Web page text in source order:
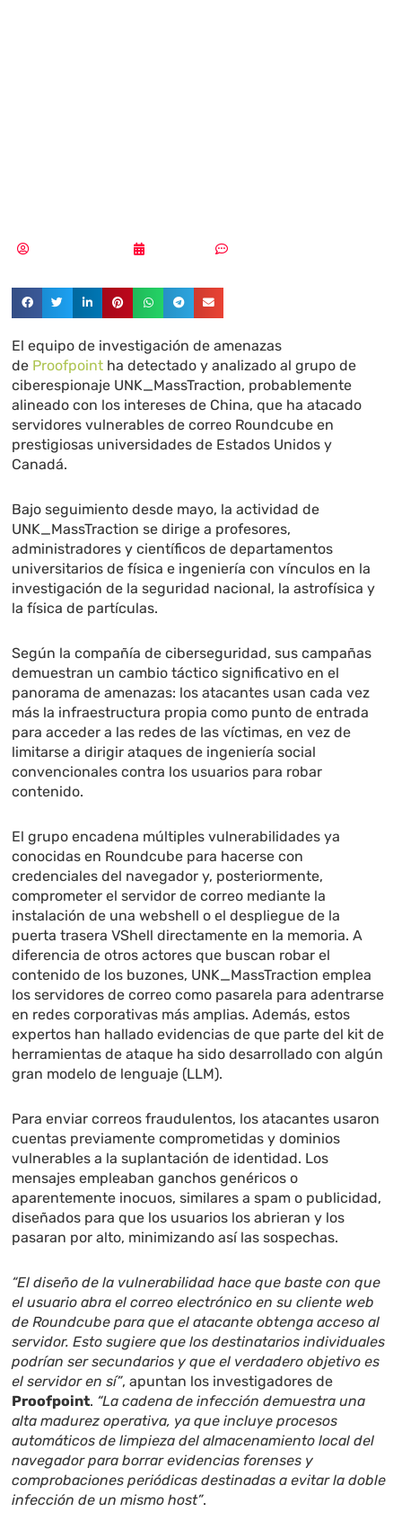
El equipo de investigación de amenazas
de Proofpoint ha detectado y analizado al grupo de
ciberespionaje UNK_MassTraction, probablemente
alineado con los intereses de China, que ha atacado
servidores vulnerables de correo Roundcube en
prestigiosas universidades de Estados Unidos y
Canadá.
Bajo seguimiento desde mayo, la actividad de
UNK_MassTraction se dirige a profesores,
administradores y científicos de departamentos
universitarios de física e ingeniería con vínculos en la
investigación de la seguridad nacional, la astrofísica y
la física de partículas.
Según la compañía de ciberseguridad, sus campañas
demuestran un cambio táctico significativo en el
panorama de amenazas: los atacantes usan cada vez
más la infraestructura propia como punto de entrada
para acceder a las redes de las víctimas, en vez de
limitarse a dirigir ataques de ingeniería social
convencionales contra los usuarios para robar
contenido.
El grupo encadena múltiples vulnerabilidades ya
conocidas en Roundcube para hacerse con
credenciales del navegador y, posteriormente,
comprometer el servidor de correo mediante la
instalación de una webshell o el despliegue de la
puerta trasera VShell directamente en la memoria. A
diferencia de otros actores que buscan robar el
contenido de los buzones, UNK_MassTraction emplea
los servidores de correo como pasarela para adentrarse
en redes corporativas más amplias. Además, estos
expertos han hallado evidencias de que parte del kit de
herramientas de ataque ha sido desarrollado con algún
gran modelo de lenguaje (LLM).
Para enviar correos fraudulentos, los atacantes usaron
cuentas previamente comprometidas y dominios
vulnerables a la suplantación de identidad. Los
mensajes empleaban ganchos genéricos o
aparentemente inocuos, similares a spam o publicidad,
diseñados para que los usuarios los abrieran y los
pasaran por alto, minimizando así las sospechas.
“El diseño de la vulnerabilidad hace que baste con que
el usuario abra el correo electrónico en su cliente web
de Roundcube para que el atacante obtenga acceso al
servidor. Esto sugiere que los destinatarios individuales
podrían ser secundarios y que el verdadero objetivo es
el servidor en sí”, apuntan los investigadores de
Proofpoint. “La cadena de infección demuestra una
alta madurez operativa, ya que incluye procesos
automáticos de limpieza del almacenamiento local del
navegador para borrar evidencias forenses y
comprobaciones periódicas destinadas a evitar la doble
infección de un mismo host”.